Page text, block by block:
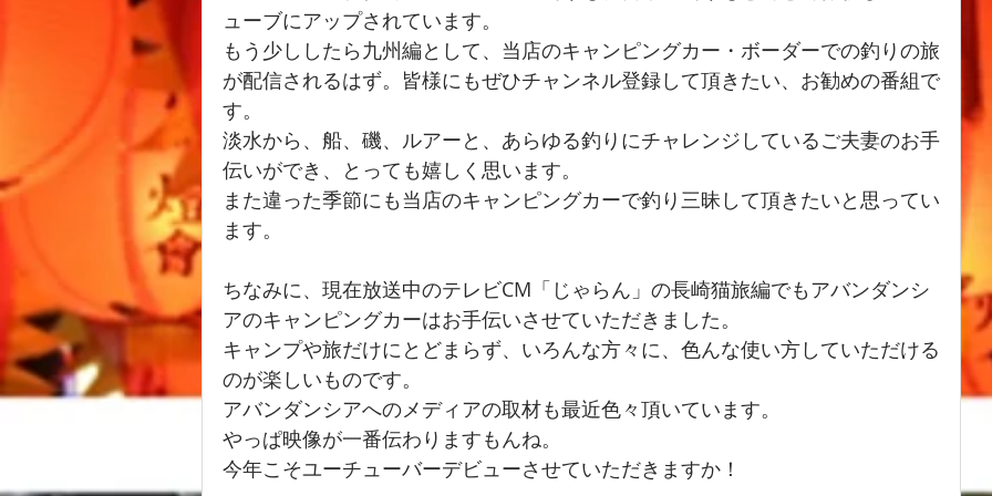
ューブにアップされています。
もう少ししたら九州編として、当店のキャンピングカー・ボーダーでの釣りの旅
が配信されるはず。皆様にもぜひチャンネル登録して頂きたい、お勧めの番組で
す。
淡水から、船、磯、ルアーと、あらゆる釣りにチャレンジしているご夫妻のお手
伝いができ、とっても嬉しく思います。
また違った季節にも当店のキャンピングカーで釣り三昧して頂きたいと思ってい
ます。
ちなみに、現在放送中のテレビCM「じゃらん」の長崎猫旅編でもアバンダンシ
アのキャンピングカーはお手伝いさせていただきました。
キャンプや旅だけにとどまらず、いろんな方々に、色んな使い方していただける
のが楽しいものです。
アバンダンシアへのメディアの取材も最近色々頂いています。
やっぱ映像が一番伝わりますもんね。
今年こそユーチューバーデビューさせていただきますか！